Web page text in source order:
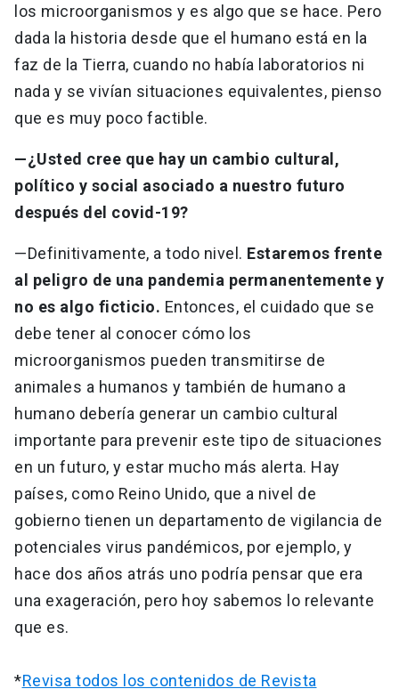
los microorganismos y es algo que se hace. Pero
dada la historia desde que el humano está en la
faz de la Tierra, cuando no había laboratorios ni
nada y se vivían situaciones equivalentes, pienso
que es muy poco factible.
—¿Usted cree que hay un cambio cultural,
político y social asociado a nuestro futuro
después del covid-19?
—Definitivamente, a todo nivel. Estaremos frente
al peligro de una pandemia permanentemente y
no es algo ficticio. Entonces, el cuidado que se
debe tener al conocer cómo los
microorganismos pueden transmitirse de
animales a humanos y también de humano a
humano debería generar un cambio cultural
importante para prevenir este tipo de situaciones
en un futuro, y estar mucho más alerta. Hay
países, como Reino Unido, que a nivel de
gobierno tienen un departamento de vigilancia de
potenciales virus pandémicos, por ejemplo, y
hace dos años atrás uno podría pensar que era
una exageración, pero hoy sabemos lo relevante
que es.
*Revisa todos los contenidos de Revista